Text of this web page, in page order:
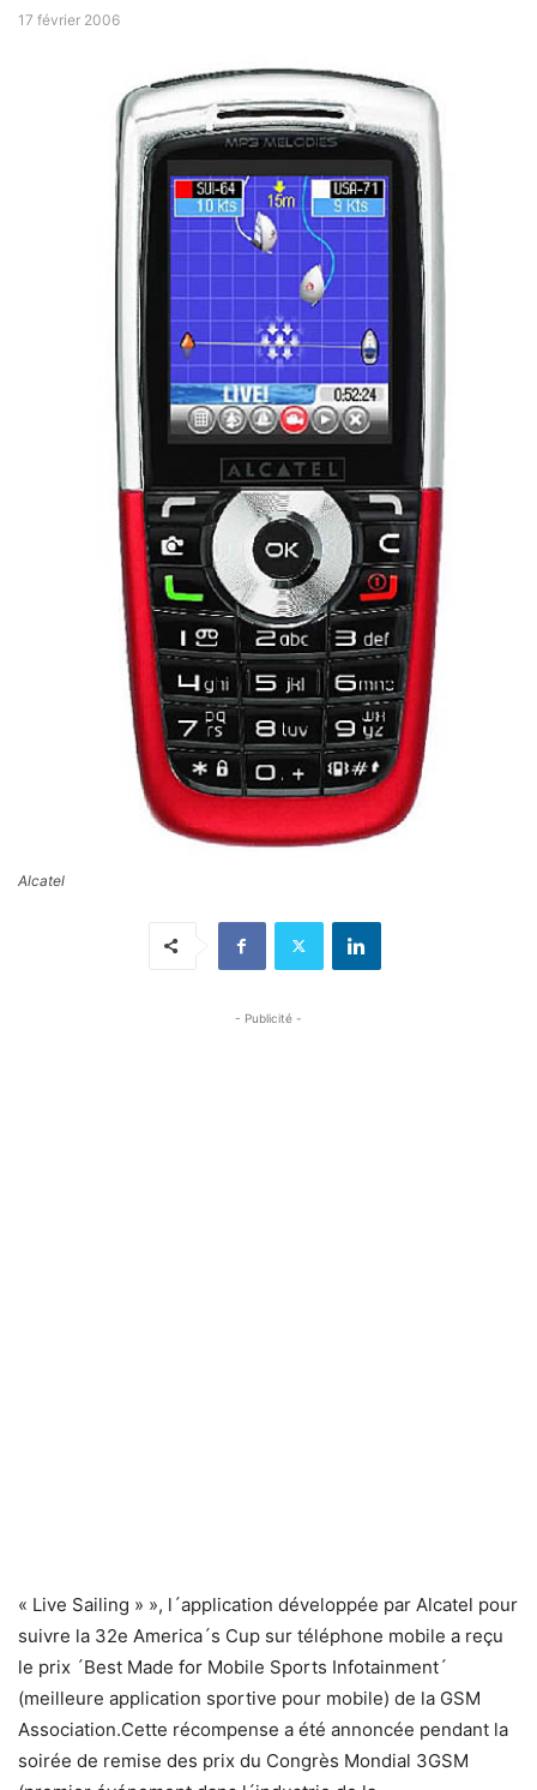
17 février 2006
Alcatel
- Publicité -
« Live Sailing » », l´application développée par Alcatel pour
suivre la 32e America´s Cup sur téléphone mobile a reçu
le prix ´Best Made for Mobile Sports Infotainment´
(meilleure application sportive pour mobile) de la GSM
Association.Cette récompense a été annoncée pendant la
soirée de remise des prix du Congrès Mondial 3GSM